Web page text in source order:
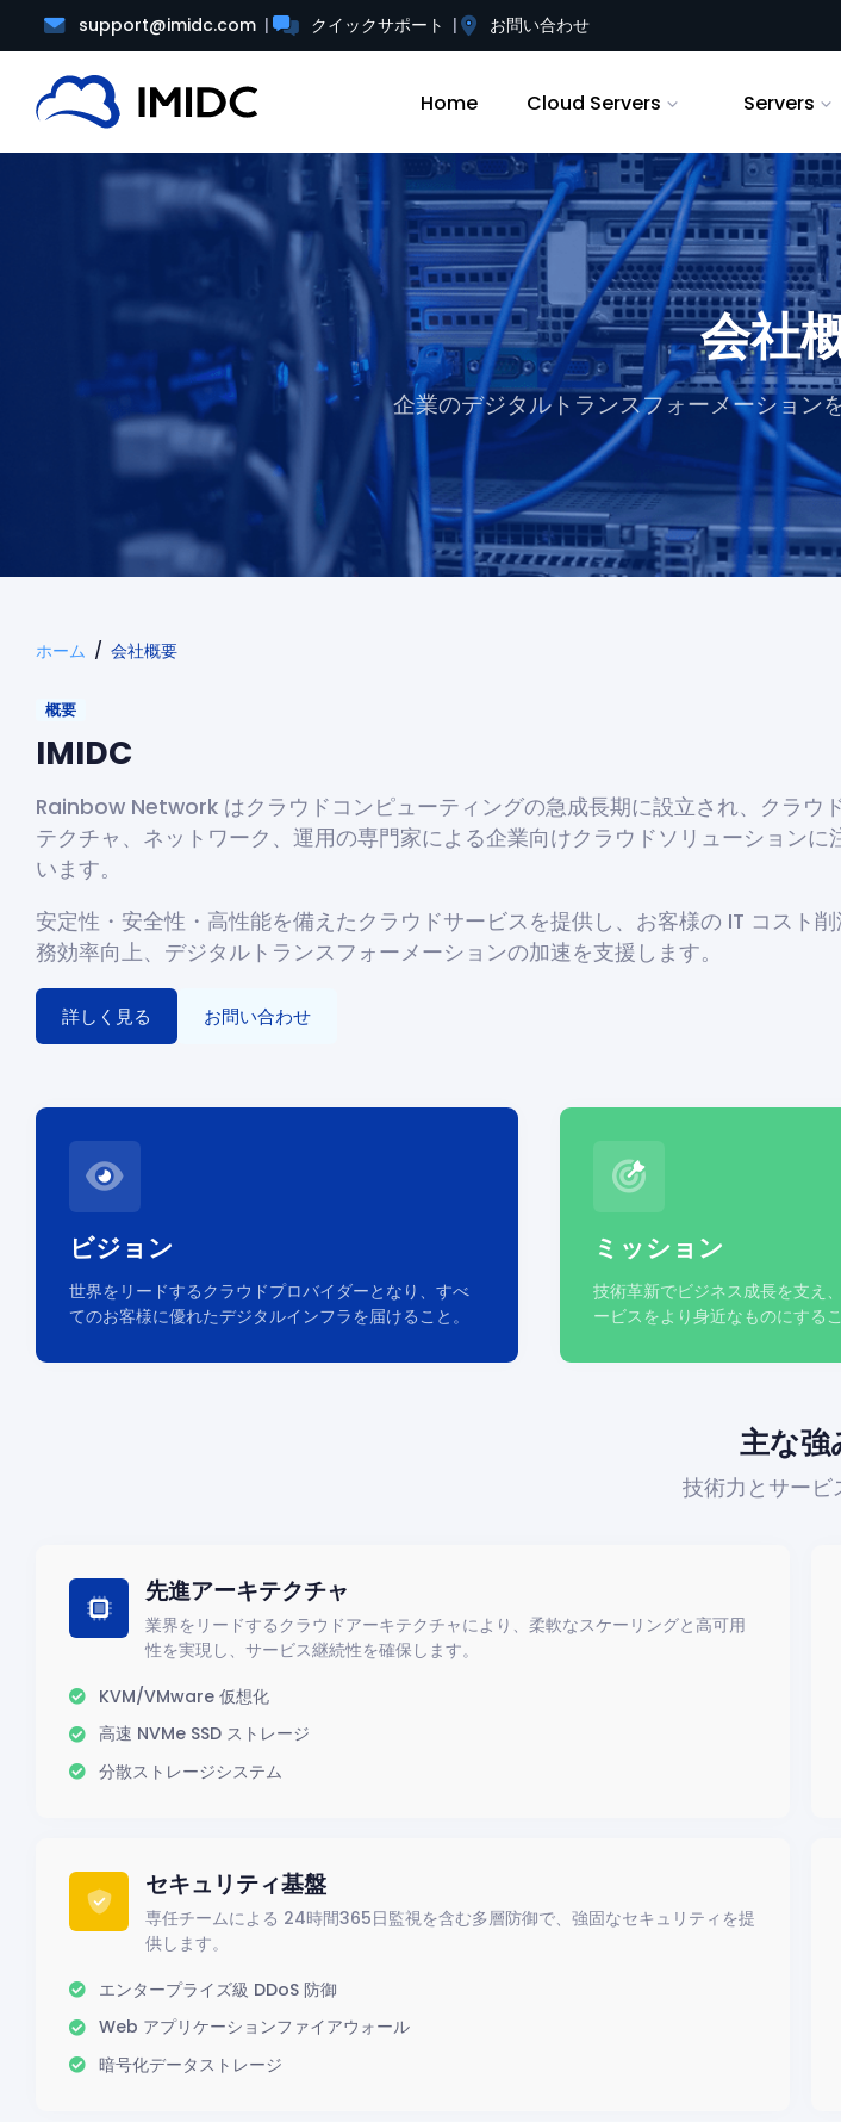
support@imidc.com クイックサポート お問い合わせ
Home Cloud Servers Servers
会社
企業のデジタルトランスフォーメーション
ホーム 会社概要
概要
IMIDC
Rainbow Network はクラウドコンピューティングの急成長期に設立され、クラウ
テクチャ、ネットワーク、運用の専門家による企業向けクラウドソリューションに
います。
安定性・安全性・高性能を備えたクラウドサービスを提供し、お客様の IT コスト
務効率向上、デジタルトランスフォーメーションの加速を支援します。
詳しく見る お問い合わせ
ビジョン
世界をリードするクラウドプロバイダーとなり、すべ
てのお客様に優れたデジタルインフラを届けること。
ミッション
技術革新でビジネス成長を支え
ービスをより身近なものにするこ
主な強
技術力とサービ
先進アーキテクチャ
業界をリードするクラウドアーキテクチャにより、柔軟なスケーリングと高可用
性を実現し、サービス継続性を確保します。
KVM/VMware 仮想化
高速 NVMe SSD ストレージ
分散ストレージシステム
セキュリティ基盤
専任チームによる 24時間365日監視を含む多層防御で、強固なセキュリティを提
供します。
エンタープライズ級 DDoS 防御
Web アプリケーションファイアウォール
暗号化データストレージ